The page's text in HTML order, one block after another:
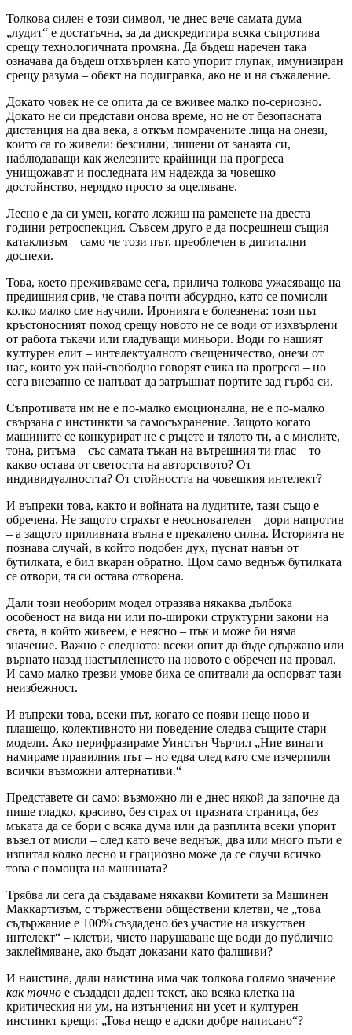
Толкова силен е този символ, че днес вече самата дума
„лудит“ е достатъчна, за да дискредитира всяка съпротива
срещу технологичната промяна. Да бъдеш наречен така
означава да бъдеш отхвърлен като упорит глупак, имунизиран
срещу разума – обект на подигравка, ако не и на съжаление.
Докато човек не се опита да се вживее малко по-сериозно.
Докато не си представи онова време, но не от безопасната
дистанция на два века, а откъм помрачените лица на онези,
които са го живели: безсилни, лишени от занаята си,
наблюдаващи как железните крайници на прогреса
унищожават и последната им надежда за човешко
достойнство, нерядко просто за оцеляване.
Лесно е да си умен, когато лежиш на раменете на двеста
години ретроспекция. Съвсем друго е да посрещнеш същия
катаклизъм – само че този път, преоблечен в дигитални
доспехи.
Това, което преживяваме сега, прилича толкова ужасяващо на
предишния срив, че става почти абсурдно, като се помисли
колко малко сме научили. Иронията е болезнена: този път
кръстоносният поход срещу новото не се води от изхвърлени
от работа тъкачи или гладуващи миньори. Води го нашият
културен елит – интелектуалното свещеничество, онези от
нас, които уж най-свободно говорят езика на прогреса – но
сега внезапно се напъват да затръшнат портите зад гърба си.
Съпротивата им не е по-малко емоционална, не е по-малко
свързана с инстинкти за самосъхранение. Защото когато
машините се конкурират не с ръцете и тялото ти, а с мислите,
тона, ритъма – със самата тъкан на вътрешния ти глас – то
какво остава от светостта на авторството? От
индивидуалността? От стойността на човешкия интелект?
И въпреки това, както и войната на лудитите, тази също е
обречена. Не защото страхът е неоснователен – дори напротив
– а защото приливната вълна е прекалено силна. Историята не
познава случай, в който подобен дух, пуснат навън от
бутилката, е бил вкаран обратно. Щом само веднъж бутилката
се отвори, тя си остава отворена.
Дали този необорим модел отразява някаква дълбока
особеност на вида ни или по-широки структурни закони на
света, в който живеем, е неясно – пък и може би няма
значение. Важно е следното: всеки опит да бъде сдържано или
върнато назад настъплението на новото е обречен на провал.
И само малко трезви умове биха се опитвали да оспорват тази
неизбежност.
И въпреки това, всеки път, когато се появи нещо ново и
плашещо, колективното ни поведение следва същите стари
модели. Ако перифразираме Уинстън Чърчил „Ние винаги
намираме правилния път – но едва след като сме изчерпили
всички възможни алтернативи.“
Представете си само: възможно ли е днес някой да започне да
пише гладко, красиво, без страх от празната страница, без
мъката да се бори с всяка дума или да разплита всеки упорит
възел от мисли – след като вече веднъж, два или много пъти е
изпитал колко лесно и грациозно може да се случи всичко
това с помощта на машината?
Трябва ли сега да създаваме някакви Комитети за Машинен
Маккартизъм, с тържествени обществени клетви, че „това
съдържание е 100% създадено без участие на изкуствен
интелект“ – клетви, чието нарушаване ще води до публично
заклеймяване, ако бъдат доказани като фалшиви?
И наистина, дали наистина има чак толкова голямо значение
как точно е създаден даден текст, ако всяка клетка на
критическия ни ум, на изтънчения ни усет и културен
инстинкт крещи: „Това нещо е адски добре написано“?